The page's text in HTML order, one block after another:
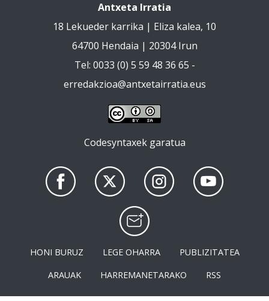
Antxeta Irratia
18 Lekueder karrika | Eliza kalea, 10
64700 Hendaia | 20304 Irun
Tel: 0033 (0) 5 59 48 36 65 -
erredakzioa@antxetairratia.eus
Codesyntaxek garatua
HONI BURUZ LEGE OHARRA
PUBLIZITATEA
ARAUAK
HARREMANETARAKO RSS